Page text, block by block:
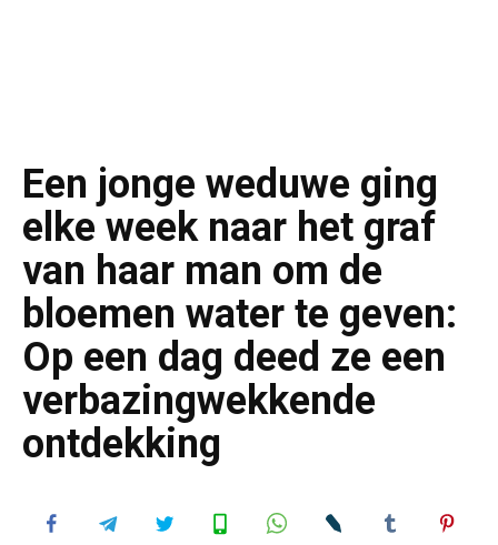
Een jonge weduwe ging
elke week naar het graf
van haar man om de
bloemen water te geven:
Op een dag deed ze een
verbazingwekkende
ontdekking